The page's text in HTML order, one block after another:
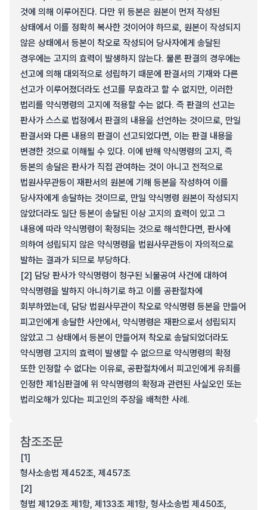
것에 의해 이루어진다. 다만 위 등본은 원본이 먼저 작성된
상태에서 이를 정확히 복사한 것이어야 하므로, 원본이 작성되지
않은 상태에서 등본이 착오로 작성되어 당사자에게 송달된
경우에는 고지의 효력이 발생하지 않는다. 물론 판결의 경우에는
선고에 의해 대외적으로 성립하기 때문에 판결서의 기재와 다른
선고가 이루어졌더라도 선고를 무효라고 할 수 없지만, 이러한
법리를 약식명령의 고지에 적용할 수는 없다. 즉 판결의 선고는
판사가 스스로 법정에서 판결의 내용을 선언하는 것이므로, 만일
판결서와 다른 내용의 판결이 선고되었다면, 이는 판결 내용을
변경한 것으로 이해될 수 있다. 이에 반해 약식명령의 고지, 즉
등본의 송달은 판사가 직접 관여하는 것이 아니고 전적으로
법원사무관등이 재판서의 원본에 기해 등본을 작성하여 이를
당사자에게 송달하는 것이므로, 만일 약식명령 원본이 작성되지
않았더라도 일단 등본이 송달된 이상 고지의 효력이 있고 그
내용에 따라 약식명령이 확정되는 것으로 해석한다면, 판사에
의하여 성립되지 않은 약식명령을 법원사무관등이 자의적으로
발하는 결과가 되므로 부당하다.
[2] 담당 판사가 약식명령이 청구된 뇌물공여 사건에 대하여
약식명령을 발하지 아니하기로 하고 이를 공판절차에
회부하였는데, 담당 법원사무관이 착오로 약식명령 등본을 만들어
피고인에게 송달한 사안에서, 약식명령은 재판으로서 성립되지
않았고 그 상태에서 등본이 만들어져 착오로 송달되었더라도
약식명령 고지의 효력이 발생할 수 없으므로 약식명령의 확정
또한 인정할 수 없다는 이유로, 공판절차에서 피고인에게 유죄를
인정한 제1심판결에 위 약식명령의 확정과 관련된 사실오인 또는
법리오해가 있다는 피고인의 주장을 배척한 사례.
참조조문
[1]
형사소송법 제452조, 제457조
[2]
형법 제129조 제1항, 제133조 제1항, 형사소송법 제450조,